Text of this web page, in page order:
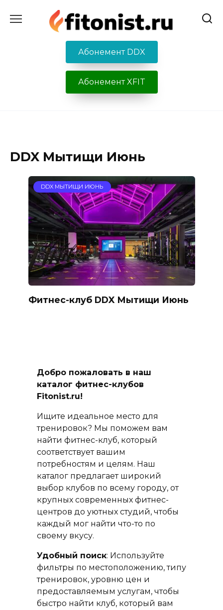
содержанию
Абонемент DDX
Абонемент XFIT
DDX Мытищи Июнь
DDX МЫТИЩИ ИЮНЬ
Фитнес-клуб DDX Мытищи Июнь
Добро пожаловать в наш
каталог фитнес-клубов
Fitonist.ru!
Ищите идеальное место для
тренировок? Мы поможем вам
найти фитнес-клуб, который
соответствует вашим
потребностям и целям. Наш
каталог предлагает широкий
выбор клубов по всему городу, от
крупных современных фитнес-
центров до уютных студий, чтобы
каждый мог найти что-то по
своему вкусу.
Удобный поиск: Используйте
фильтры по местоположению, типу
тренировок, уровню цен и
предоставляемым услугам, чтобы
быстро найти клуб, который вам